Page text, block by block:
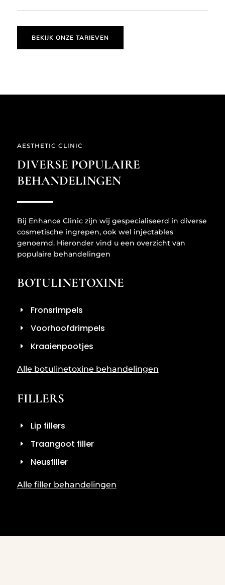
BEKIJK ONZE TARIEVEN
AESTHETIC CLINIC
DIVERSE POPULAIRE
BEHANDELINGEN
Bij Enhance Clinic zijn wij gespecialiseerd in diverse
cosmetische ingrepen, ook wel injectables
genoemd. Hieronder vind u een overzicht van
populaire behandelingen
BOTULINETOXINE
Fronsrimpels
Voorhoofdrimpels
Kraaienpootjes
Alle botulinetoxine behandelingen
FILLERS
Lip fillers
Traangoot filler
Neusfiller
Alle filler behandelingen